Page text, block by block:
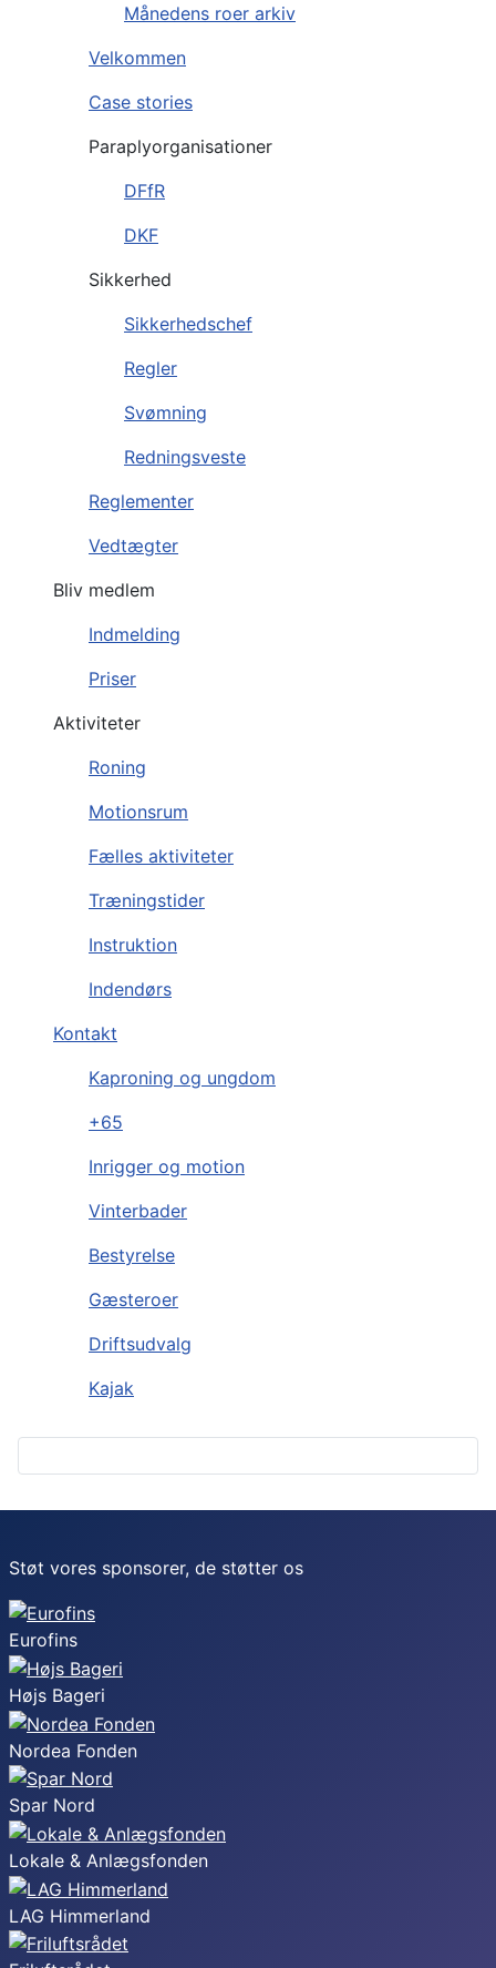
Månedens roer arkiv
Velkommen
Case stories
Paraplyorganisationer
DFfR
DKF
Sikkerhed
Sikkerhedschef
Regler
Svømning
Redningsveste
Reglementer
Vedtægter
Bliv medlem
Indmelding
Priser
Aktiviteter
Roning
Motionsrum
Fælles aktiviteter
Træningstider
Instruktion
Indendørs
Kontakt
Kaproning og ungdom
+65
Inrigger og motion
Vinterbader
Bestyrelse
Gæsteroer
Driftsudvalg
Kajak
Støt vores sponsorer, de støtter os
Eurofins
Højs Bageri
Nordea Fonden
Spar Nord
Lokale & Anlægsfonden
LAG Himmerland